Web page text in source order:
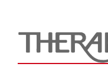
springen